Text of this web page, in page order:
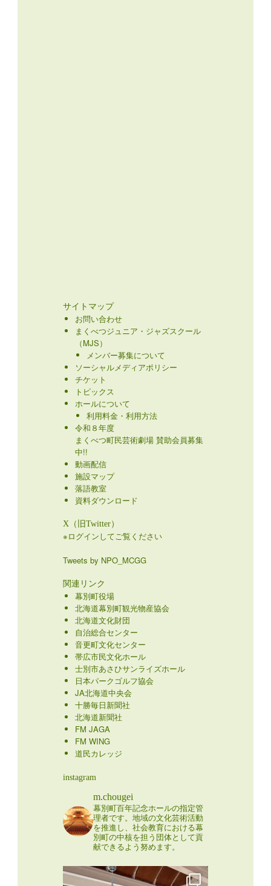
サイトマップ
お問い合わせ
まくべつジュニア・ジャズスクール
（MJS）
メンバー募集について
ソーシャルメディアポリシー
チケット
トピックス
ホールについて
利用料金・利用方法
令和８年度
まくべつ町民芸術劇場 賛助会員募集
中!!
動画配信
施設マップ
落語教室
資料ダウンロード
X（旧Twitter）
※ログインしてご覧ください
Tweets by NPO_MCGG
関連リンク
幕別町役場
北海道幕別町観光物産協会
北海道文化財団
自治総合センター
音更町文化センター
帯広市民文化ホール
士別市あさひサンライズホール
日本パークゴルフ協会
JA北海道中央会
十勝毎日新聞社
北海道新聞社
FM JAGA
FM WING
道民カレッジ
instagram
m.chougei
幕別町百年記念ホールの指定管
理者です。地域の文化芸術活動
を推進し、社会教育における幕
別町の中核を担う団体として貢
献できるよう努めます。